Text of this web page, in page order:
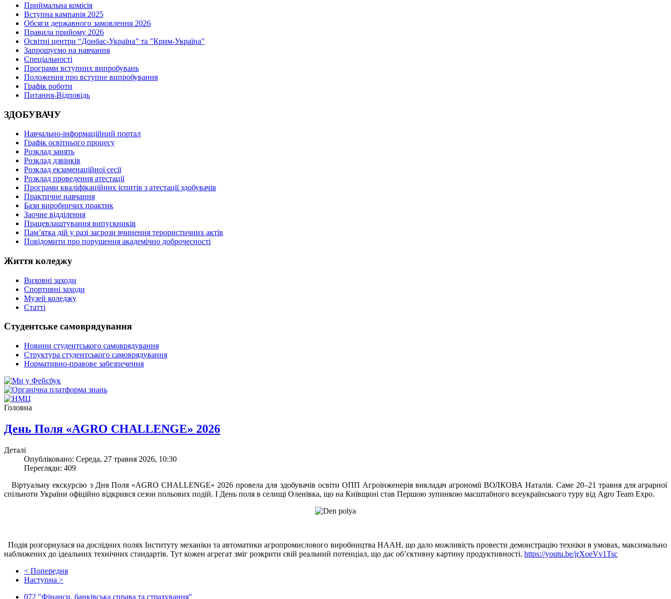
Приймальна комісія
Вступна кампанія 2025
Обсяги державного замовлення 2026
Правила прийому 2026
Освітні центри “Донбас-Україна” та "Крим-Україна"
Запрошуємо на навчання
Спеціальності
Програми вступних випробувань
Положення про вступне випробування
Графік роботи
Питання-Відповідь
ЗДОБУВАЧУ
Навчально-інформаційний портал
Графік освітнього процесу
Розклад занять
Розклад дзвінків
Розклад екзаменаційної сесії
Розклад проведення атестації
Програми кваліфікаційних іспитів з атестації здобувачів
Практичне навчання
Бази виробничих практик
Заочне відділення
Працевлаштування випускників
Пам’ятка дій у разі загрози вчинення терористичних актів
Повідомити про порушення академічно доброчесності
Життя коледжу
Виховні заходи
Спортивні заходи
Музей коледжу
Статті
Студентське самоврядування
Новини студентського самоврядування
Структура студентського самоврядування
Нормативно-правове забезпечення
Головна
День Поля «AGRO CHALLENGE» 2026
Деталі
Опубліковано: Середа, 27 травня 2026, 10:30
Перегляди: 409
Віртуальну екскурсію з Дня Поля «AGRO CHALLENGE» 2026 провела для здобувачів освіти ОПП Агроінженерія викладач агрономії ВОЛКОВА Наталія. Саме 20–21 травня для аграрної
спільноти України офіційно відкрився сезон польових подій. І День поля в селищі Оленівка, що на Київщині став Першою зупинкою масштабного всеукраїнського туру від Agro Team Expo.
Подія розгорнулася на дослідних полях Інституту механіки та автоматики агропромислового виробництва НААН, що дало можливість провести демонстрацію техніки в умовах, максимально
наближених до ідеальних технічних стандартів. Тут кожен агрегат зміг розкрити свій реальний потенціал, що дає об’єктивну картину продуктивності. https://youtu.be/jrXoeVv1Tsc
< Попередня
Наступна >
072 "Фінанси, банківська справа та страхування"